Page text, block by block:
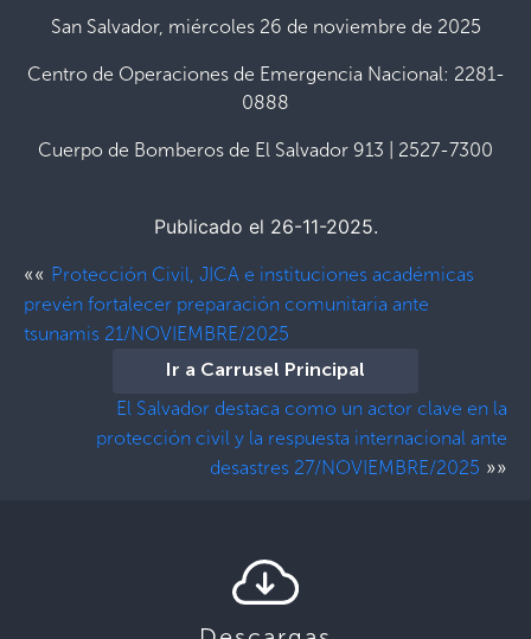
San Salvador, miércoles 26 de noviembre de 2025
Centro de Operaciones de Emergencia Nacional: 2281-
0888
Cuerpo de Bomberos de El Salvador 913 | 2527-7300
Publicado el 26-11-2025.
«« Protección Civil, JICA e instituciones académicas
prevén fortalecer preparación comunitaria ante
tsunamis 21/NOVIEMBRE/2025
Ir a Carrusel Principal
El Salvador destaca como un actor clave en la
protección civil y la respuesta internacional ante
desastres 27/NOVIEMBRE/2025 »»